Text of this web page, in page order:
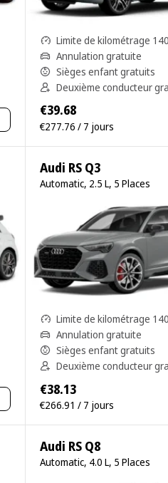
Limite de kilométrage
Annulation gratuite
Sièges enfant gratuits
Deuxième conducteur
€39.68
€277.76 / 7 jours
Audi RS Q3
Automatic, 2.5 L, 5 Places
Limite de kilométrage
Annulation gratuite
Sièges enfant gratuits
Deuxième conducteur
€38.13
€266.91 / 7 jours
Audi RS Q8
Automatic, 4.0 L, 5 Places